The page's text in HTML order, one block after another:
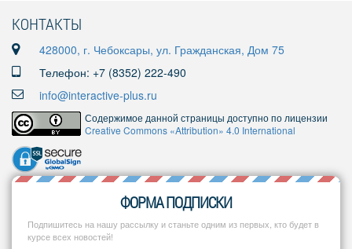
КОНТАКТЫ
428000, г. Чебоксары, ул. Гражданская, Дом 75
Телефон: +7 (8352) 222-490
info@interactive-plus.ru
Содержимое данной страницы доступно по лицензии
Creative Commons «Attribution» 4.0 International
ФОРМА ПОДПИСКИ
Подпишитесь на нашу рассылку и станьте одним из первых, кто будет в
курсе всех новостей!